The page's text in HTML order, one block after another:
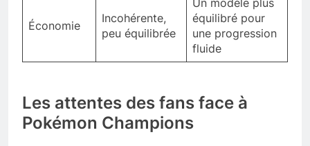
Économie
Incohérente,
peu équilibrée
équilibré pour
une progression
fluide
Les attentes des fans face à
Pokémon Champions